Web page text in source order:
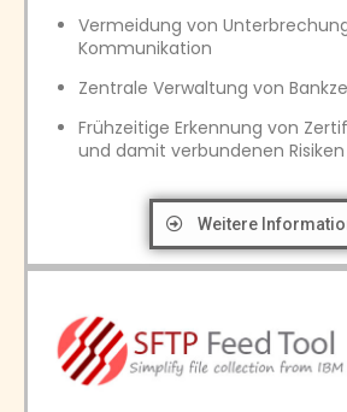
Vermeidung von
Kommunikation
Zentrale Verwaltung von
Frühzeitige Erkennung von
und damit verbundenen Risiken
Weitere